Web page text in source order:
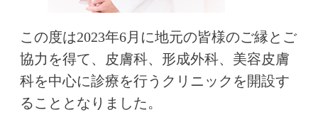
この度は2023年6月に地元の皆様のご縁とご
協力を得て、皮膚科、形成外科、美容皮膚
科を中心に診療を行うクリニックを開設す
ることとなりました。